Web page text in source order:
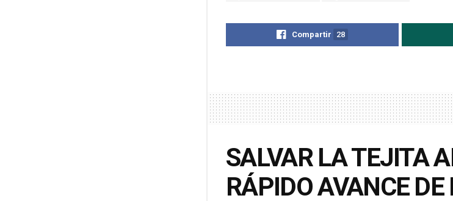
Compartir 28
SALVAR LA TEJITA
RÁPIDO AVANCE